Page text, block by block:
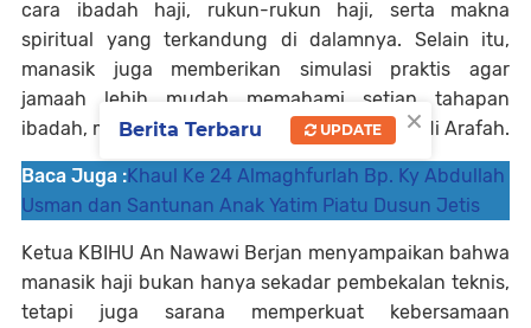
cara ibadah haji, rukun-rukun haji, serta makna
spiritual yang terkandung di dalamnya. Selain itu,
manasik juga memberikan simulasi praktis agar
jamaah lebih mudah memahami setiap tahapan
ibadah, mulai dari thawaf, sa’i, hingga wukuf di Arafah.
Baca Juga :Khaul Ke 24 Almaghfurlah Bp. Ky Abdullah
Usman dan Santunan Anak Yatim Piatu Dusun Jetis
Ketua KBIHU An Nawawi Berjan menyampaikan bahwa
manasik haji bukan hanya sekadar pembekalan teknis,
tetapi juga sarana memperkuat kebersamaan
×
Berita Terbaru UPDATE